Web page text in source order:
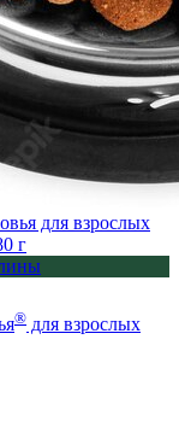
® для взрослых